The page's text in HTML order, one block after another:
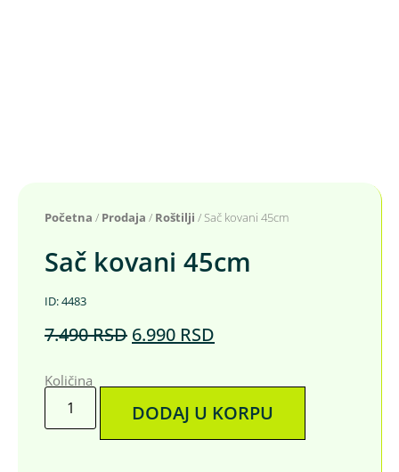
Početna / Prodaja / Roštilji / Sač kovani 45cm
Sač kovani 45cm
ID: 4483
7.490RSD 6.990 RSD
Količina
DODAJ U KORPU